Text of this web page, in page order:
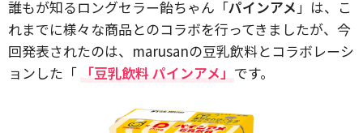
誰もが知るロングセラー飴ちゃん「パインアメ」は、こ
れまでに様々な商品とのコラボを行ってきましたが、今
回発表されたのは、marusanの豆乳飲料とコラボレーシ
ョンした「 「豆乳飲料 パインアメ」 です。